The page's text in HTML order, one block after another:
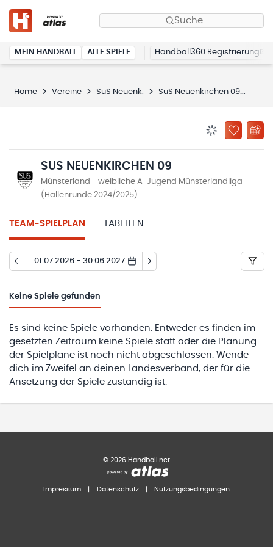
Suche
MEIN HANDBALL ALLE SPIELE Handball360 Registrierung
Home Vereine SuS Neuenk. SuS Neuenkirchen 09
ZU
SUS NEUENKIRCHEN 09
Münsterland - weibliche A-Jugend Münsterlandliga
(Hallenrunde 2024/2025)
TEAM-SPIELPLAN TABELLEN
01.07.2026 - 30.06.2027
Keine Spiele gefunden
Es sind keine Spiele vorhanden. Entweder es finden im
gesetzten Zeitraum keine Spiele statt oder die Planung
der Spielpläne ist noch nicht abgeschlossen. Wende
dich im Zweifel an deinen Landesverband, der für die
Ansetzung der Spiele zuständig ist.
© 2026 Handball.net
Impressum Datenschutz Nutzungsbedingungen